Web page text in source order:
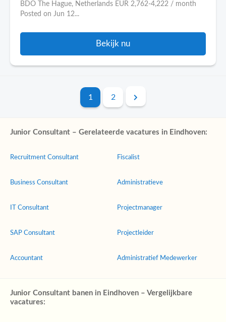
BDO The Hague, Netherlands EUR 2,762-4,222 / month
Posted on Jun 12...
Bekijk nu
1 2
Junior Consultant – Gerelateerde vacatures in Eindhoven:
Recruitment Consultant
Business Consultant
IT Consultant
SAP Consultant
Accountant
Fiscalist
Administratieve
Projectmanager
Projectleider
Administratief Medewerker
Junior Consultant banen in Eindhoven – Vergelijkbare
vacatures: